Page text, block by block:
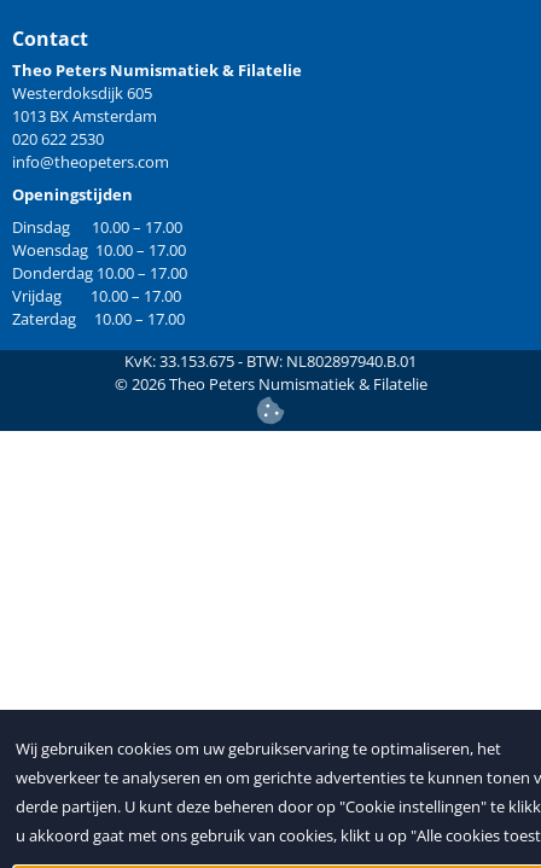
Contact
Theo Peters Numismatiek & Filatelie
Westerdoksdijk 605
1013 BX Amsterdam
020 622 2530
info@theopeters.com
Openingstijden
Dinsdag 10.00 – 17.00
Woensdag 10.00 – 17.00
Donderdag 10.00 – 17.00
Vrijdag 10.00 – 17.00
Zaterdag 10.00 – 17.00
KvK: 33.153.675 - BTW: NL802897940.B.01
©2026Theo Peters Numismatiek & Filatelie
Wij gebruiken cookies om uw gebruikservaring te optimaliseren, het
webverkeer te analyseren en om gerichte advertenties te kunnen tonen
derde partijen. U kunt deze beheren door op "Cookie instellingen" te
u akkoord gaat met ons gebruik van cookies, klikt u op "Alle cookies